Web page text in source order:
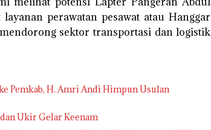
perawatan pesawat atau Hanggar
sektor transportasi dan logistik
Pemkab, H. Amri Andi Himpun Usulan
Ukir Gelar Keenam